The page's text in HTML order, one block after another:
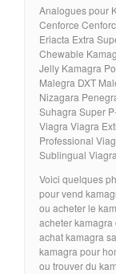
Analogues pour
Cenforce
Eriacta Extra
Chewable
Jelly Kamagra
Malegra DXT
Nizagara
Suhagra Super
Viagra Viagra
Professional
Sublingual
Voici quelques
pour vend
ou acheter le
acheter
achat kamagra
kamagra pour
ou trouver du